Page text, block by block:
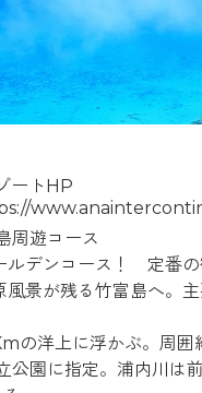
ートHP
周遊コース
デンコース！ 定番
景が残る竹富島へ。
の洋上に浮かぶ。周
公園に指定。浦内川